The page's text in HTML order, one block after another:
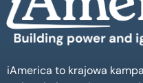
iAmerica to krajowa